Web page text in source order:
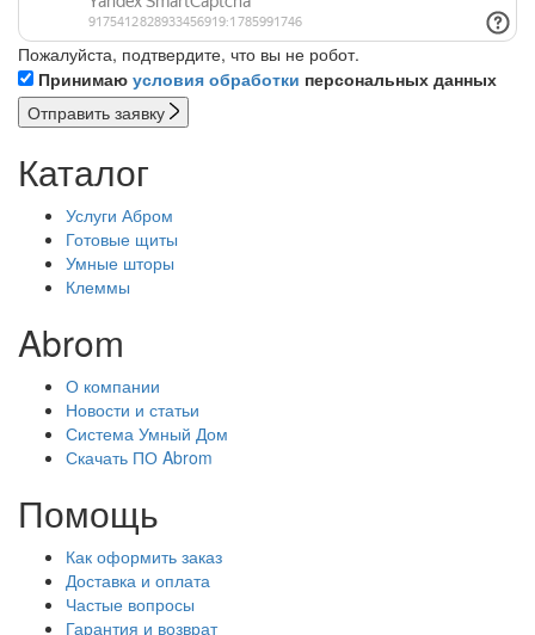
Пожалуйста, подтвердите, что вы не робот.
Принимаю условия обработки персональных данных
Отправить заявку
Каталог
Услуги Абром
Готовые щиты
Умные шторы
Клеммы
Abrom
О компании
Новости и статьи
Система Умный Дом
Скачать ПО Abrom
Помощь
Как оформить заказ
Доставка и оплата
Частые вопросы
Гарантия и возврат